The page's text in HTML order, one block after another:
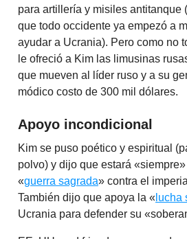
para artillería y misiles antitanque
que todo occidente ya empezó a
ayudar a Ucrania). Pero como no
le ofreció a Kim las limusinas
que mueven al líder ruso y a su
módico costo de 300 mil dólares.
Apoyo incondicional
Kim se puso poético y espiritual
polvo) y dijo que estará
«guerra sagrada» contra el
También dijo que apoya la « lucha
Ucrania para defender su